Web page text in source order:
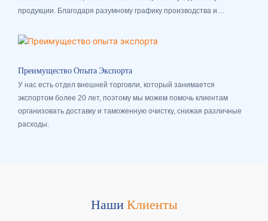
продукции. Благодаря разумному графику производства и
продукции клиентам.
Преимущество Опыта Экспорта
У нас есть отдел внешней торговли, который занимается
экспортом более 20 лет, поэтому мы можем помочь клиентам
организовать доставку и таможенную очистку, снижая различные
расходы.
НашиКлиенты